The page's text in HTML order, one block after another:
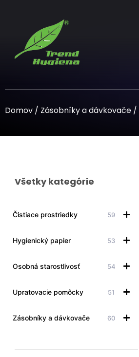
Domov / Zásobníky a dávkovače /
Všetky kategórie
Čistiace prostriedky 59
Hygienický papier 53
Osobná starostlivosť 54
Upratovacie pomôcky 51
Zásobníky a dávkovače 60